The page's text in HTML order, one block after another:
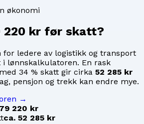
økonomi
220 kr før skatt?
for ledere av logistikk og transport
lønnskalkulatoren. En rask
34 % skatt gir cirka 52 285 kr
pensjon og trekk kan endre mye.
→
79 220 kr
ca. 52 285 kr